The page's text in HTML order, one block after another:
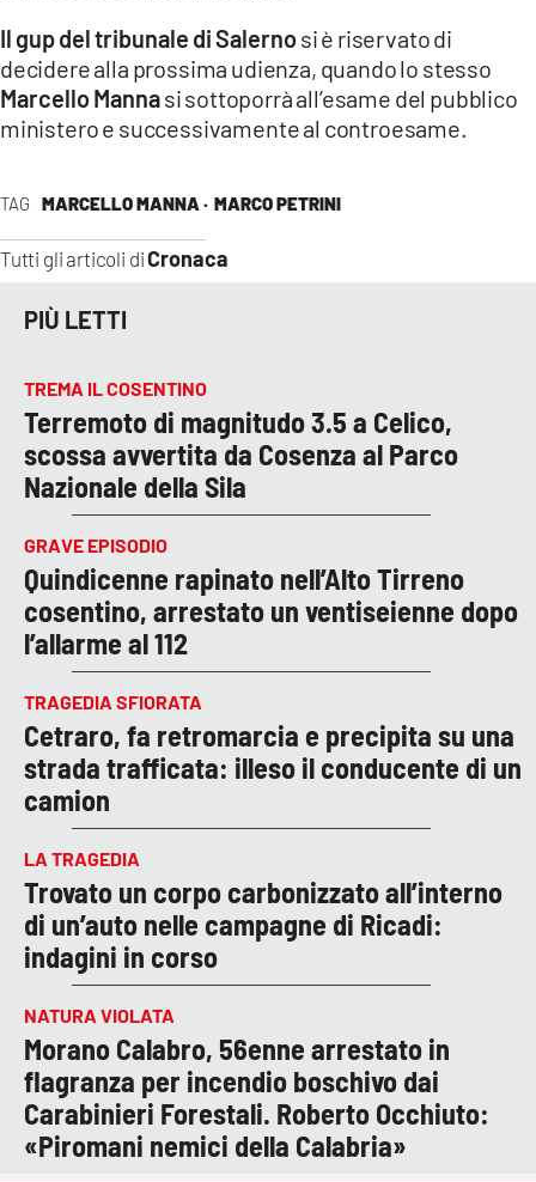
TAG MARCELLO MANNA · MARCO PETRINI
Tutti gli articoli diCronaca
Il gup del tribunale di Salernosi è riservato di
decidere alla prossima udienza, quando lo stesso
Marcello Mannasi sottoporrà all’esame del pubblico
ministero e successivamente al controesame.
PIÙ LETTI
TREMA IL COSENTINO
Terremoto di magnitudo 3.5 a Celico,
scossa avvertita da Cosenza al Parco
Nazionale della Sila
GRAVE EPISODIO
Quindicenne rapinato nell’Alto Tirreno
cosentino, arrestato un ventiseienne dopo
l’allarme al 112
TRAGEDIA SFIORATA
Cetraro, fa retromarcia e precipita su una
strada trafficata: illeso il conducente di un
camion
LA TRAGEDIA
Trovato un corpo carbonizzato all’interno
di un’auto nelle campagne di Ricadi:
indagini in corso
NATURA VIOLATA
Morano Calabro, 56enne arrestato in
flagranza per incendio boschivo dai
Carabinieri Forestali. Roberto Occhiuto:
«Piromani nemici della Calabria»